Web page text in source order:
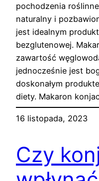
pochodzenia
naturalny i
jest idealnym
bezglutenowej.
zawartość
jednocześnie jest
doskonałym
diety. Makaron
16 listopada, 2023
Czy